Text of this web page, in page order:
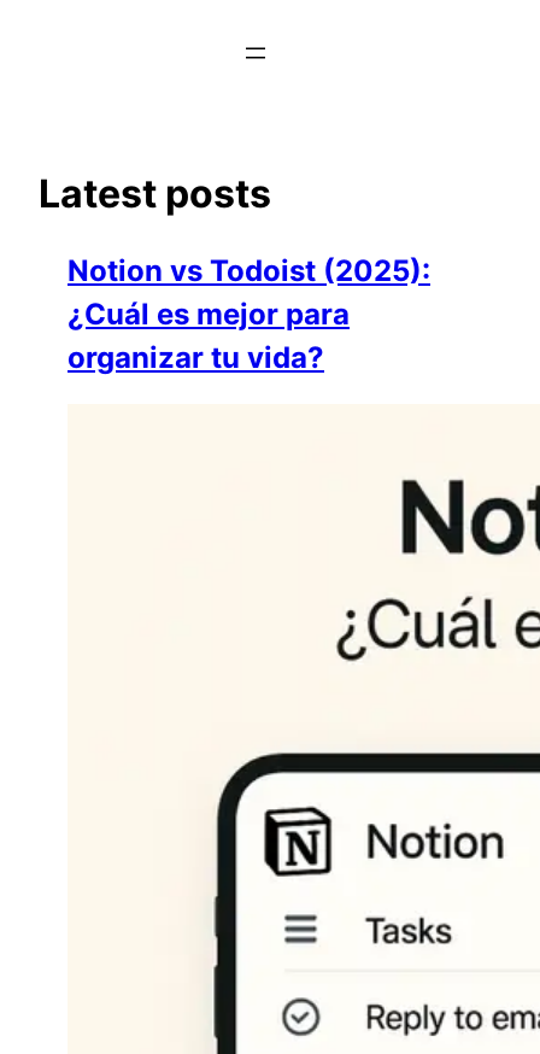
Latest posts
Notion vs Todoist (2025):
¿Cuál es mejor para
organizar tu vida?